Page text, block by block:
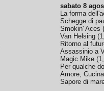
sabato 8
La forma
Schegge di
Smokin' Aces
Van Helsing (
Ritorno al
Assassinio a
Magic Mike (
Per qualche
Amore,
Sapore di